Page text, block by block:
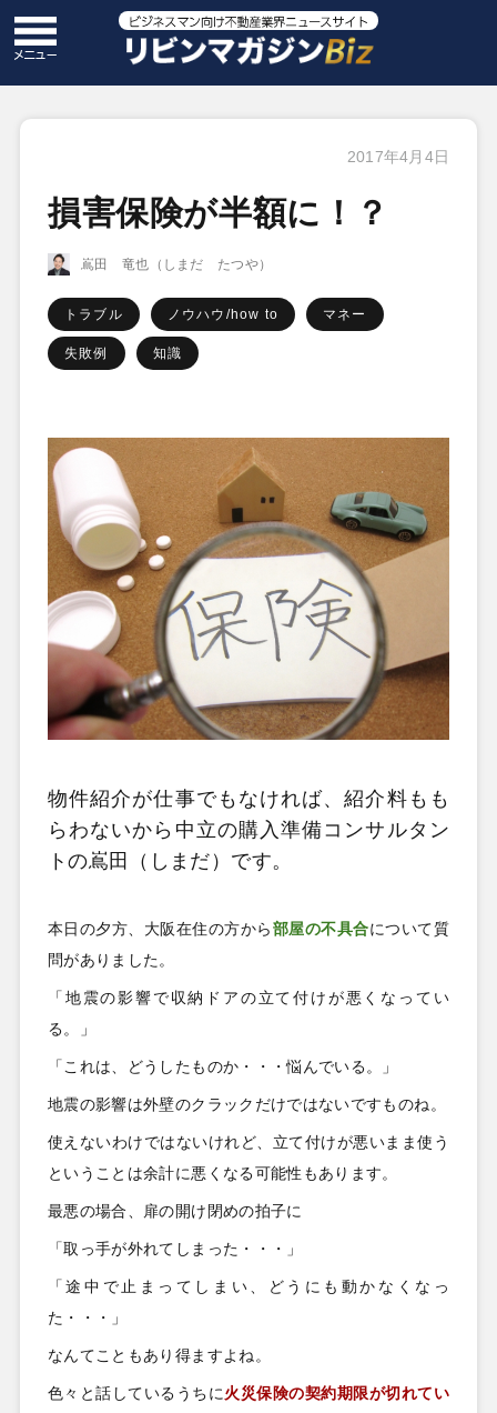
2017年4月4日
損害保険が半額に！？
嶌田 竜也（しまだ たつや）
トラブル ノウハウ/how to マネー
失敗例 知識
物件紹介が仕事でもなければ、紹介料もも
らわないから中立の購入準備コンサルタン
トの嶌田（しまだ）です。
本日の夕方、大阪在住の方から部屋の不具合について質
問がありました。
「地震の影響で収納ドアの立て付けが悪くなってい
る。」
「これは、どうしたものか・・・悩んでいる。」
地震の影響は外壁のクラックだけではないですものね。
使えないわけではないけれど、立て付けが悪いまま使う
ということは余計に悪くなる可能性もあります。
最悪の場合、扉の開け閉めの拍子に
「取っ手が外れてしまった・・・」
「途中で止まってしまい、どうにも動かなくなっ
た・・・」
なんてこともあり得ますよね。
色々と話しているうちに火災保険の契約期限が切れてい